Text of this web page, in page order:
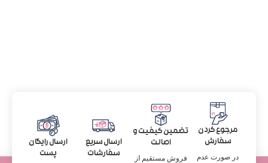
مرجوع کردن
سفارش
در صورت عدم
تضمین کیفیت و
اصالت
فروش مستقیم از
ارسال سریع
سفارشات
ارسال رایگان
پست